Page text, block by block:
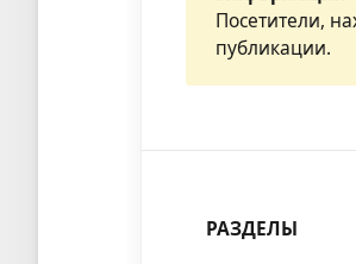
Посетители,
публикации.
РАЗДЕЛЫ